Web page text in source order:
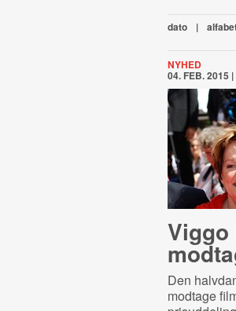
dato |
NYHED
04. FEB. 2015
Viggo
Den
modtage